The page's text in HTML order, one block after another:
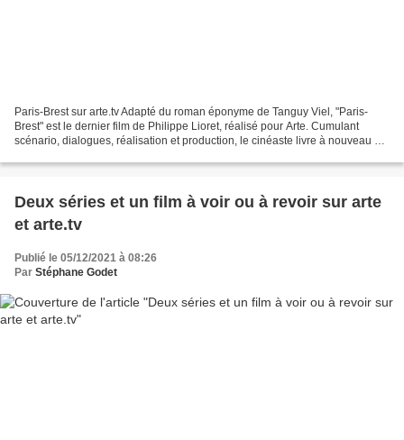
Paris-Brest sur arte.tv Adapté du roman éponyme de Tanguy Viel, "Paris-
Brest" est le dernier film de Philippe Lioret, réalisé pour Arte. Cumulant
scénario, dialogues, réalisation et production, le cinéaste livre à nouveau un
Deux séries et un film à voir ou à revoir sur arte
et arte.tv
Publié le 05/12/2021 à 08:26
Par Stéphane Godet